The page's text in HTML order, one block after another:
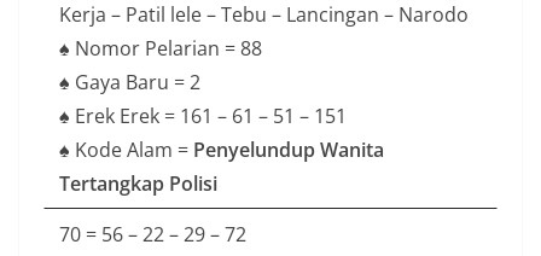
Kerja – Patil lele – Tebu – Lancingan – Narodo
♠ Nomor Pelarian = 88
♠ Gaya Baru = 2
♠ Erek Erek = 161 – 61 – 51 – 151
♠ Kode Alam = Penyelundup Wanita
Tertangkap Polisi
70 = 56 – 22 – 29 – 72